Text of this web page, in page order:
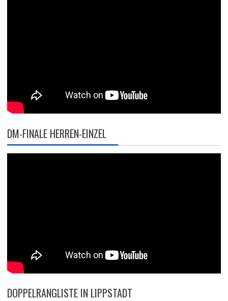
DM-FINALE HERREN-EINZEL
DOPPELRANGLISTE IN LIPPSTADT